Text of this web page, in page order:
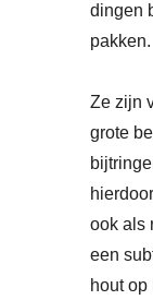
dingen
pakken.
Ze zijn
grote
ook als
een
hout op